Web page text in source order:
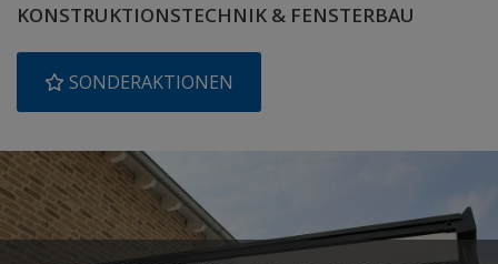
KONSTRUKTIONSTECHNIK & FENSTERBAU
SONDERAKTIONEN